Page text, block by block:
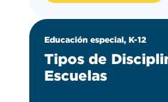
Educación especial, K-12
Tipos de
Escuelas